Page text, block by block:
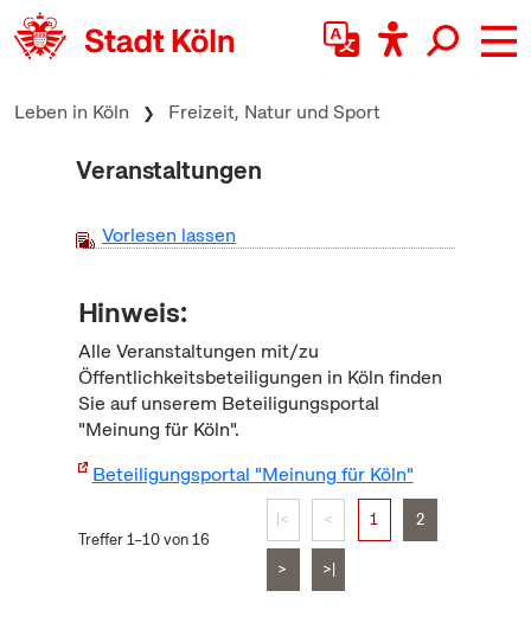
zum Inhalt springen
Leben in Köln Freizeit, Natur und Sport
Veranstaltungen
Vorlesen lassen
Hinweis:
Alle Veranstaltungen mit/zu
Öffentlichkeitsbeteiligungen in Köln finden
Sie auf unserem Beteiligungsportal
"Meinung für Köln".
Beteiligungsportal "Meinung für Köln"
Treffer 1–10 von 16
|< < 1 2
> >|